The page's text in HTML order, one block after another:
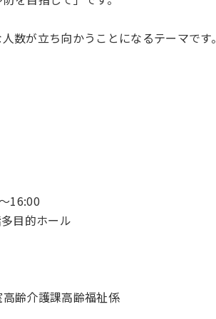
数が立ち向かうことになるテーマです。
16:00
目的ホール
齢介護課高齢福祉係